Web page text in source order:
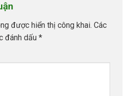
được hiển thị công khai. Các
đánh dấu *